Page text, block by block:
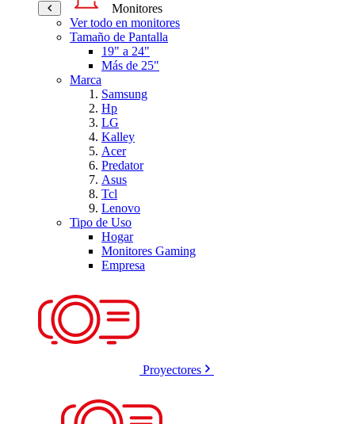
Monitores
Ver todo en monitores
Tamaño de Pantalla
19" a 24"
Más de 25"
Marca
Samsung
Hp
LG
Kalley
Acer
Predator
Asus
Tcl
Lenovo
Tipo de Uso
Hogar
Monitores Gaming
Empresa
Proyectores